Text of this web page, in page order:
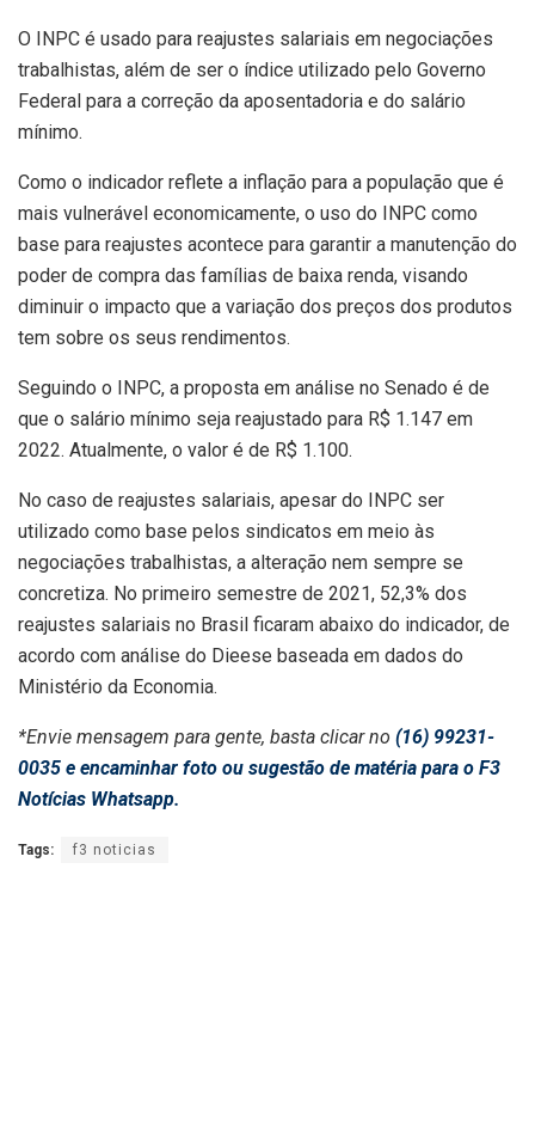
O INPC é usado para reajustes salariais em negociações
trabalhistas, além de ser o índice utilizado pelo Governo
Federal para a correção da aposentadoria e do salário
mínimo.
Como o indicador reflete a inflação para a população que é
mais vulnerável economicamente, o uso do INPC como
base para reajustes acontece para garantir a manutenção do
poder de compra das famílias de baixa renda, visando
diminuir o impacto que a variação dos preços dos produtos
tem sobre os seus rendimentos.
Seguindo o INPC, a proposta em análise no Senado é de
que o salário mínimo seja reajustado para R$ 1.147 em
2022. Atualmente, o valor é de R$ 1.100.
No caso de reajustes salariais, apesar do INPC ser
utilizado como base pelos sindicatos em meio às
negociações trabalhistas, a alteração nem sempre se
concretiza. No primeiro semestre de 2021, 52,3% dos
reajustes salariais no Brasil ficaram abaixo do indicador, de
acordo com análise do Dieese baseada em dados do
Ministério da Economia.
*Envie mensagem para gente, basta clicar no (16) 99231-
0035 e encaminhar foto ou sugestão de matéria para o F3
Notícias Whatsapp.
Tags: f3 noticias